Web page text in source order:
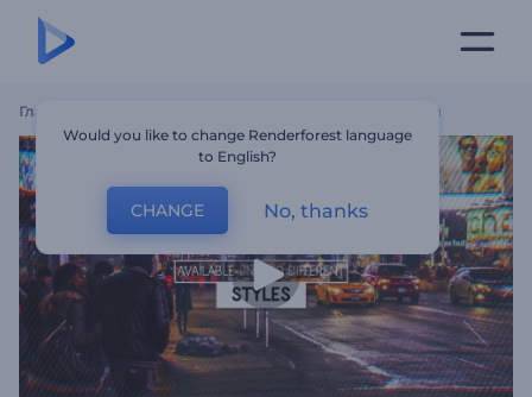
Главная Слайд-Шоу С Эффектом Глитч-Хром
Would you like to change Renderforest language
to English?
CHANGE No, thanks